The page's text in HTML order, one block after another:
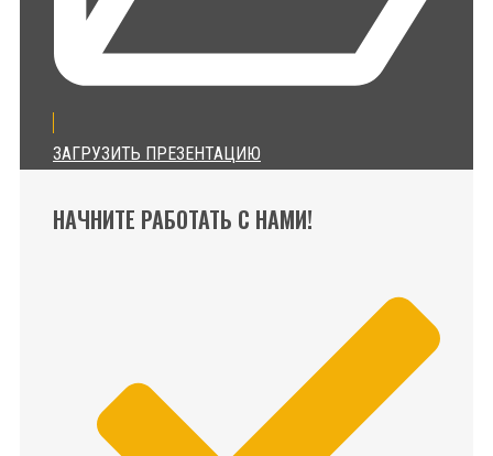
ЗАГРУЗИТЬ ПРЕЗЕНТАЦИЮ
НАЧНИТЕ РАБОТАТЬ С НАМИ!